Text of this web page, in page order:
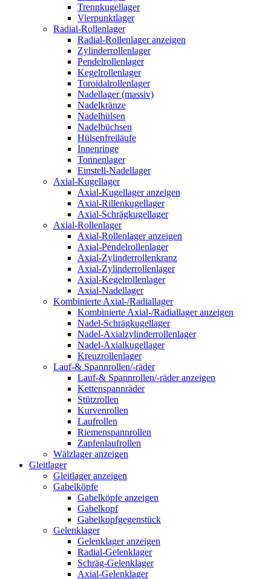
Trennkugellager
Vierpunktlager
Radial-Rollenlager
Radial-Rollenlager anzeigen
Zylinderrollenlager
Pendelrollenlager
Kegelrollenlager
Toroidalrollenlager
Nadellager (massiv)
Nadelkränze
Nadelhülsen
Nadelbüchsen
Hülsenfreiläufe
Innenringe
Tonnenlager
Einstell-Nadellager
Axial-Kugellager
Axial-Kugellager anzeigen
Axial-Rillenkugellager
Axial-Schrägkugellager
Axial-Rollenlager
Axial-Rollenlager anzeigen
Axial-Pendelrollenlager
Axial-Zylinderrollenkranz
Axial-Zylinderrollenlager
Axial-Kegelrollenlager
Axial-Nadellager
Kombinierte Axial-/Radiallager
Kombinierte Axial-/Radiallager anzeigen
Nadel-Schrägkugellager
Nadel-Axialzylinderrollenlager
Nadel-Axialkugellager
Kreuzrollenlager
Lauf-& Spannrollen/-räder
Lauf-& Spannrollen/-räder anzeigen
Kettenspannräder
Stützrollen
Kurvenrollen
Laufrollen
Riemenspannrollen
Zapfenlaufrollen
Wälzlager anzeigen
Gleitlager
Gleitlager anzeigen
Gabelköpfe
Gabelköpfe anzeigen
Gabelkopf
Gabelkopfgegenstück
Gelenklager
Gelenklager anzeigen
Radial-Gelenklager
Schräg-Gelenklager
Axial-Gelenklager